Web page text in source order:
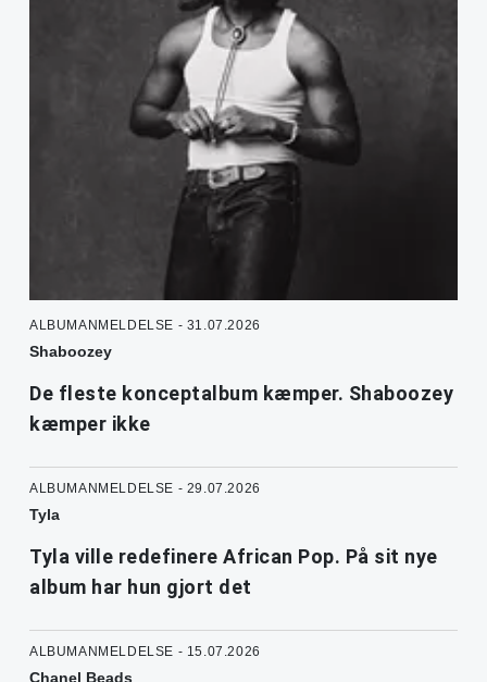
ALBUMANMELDELSE - 31.07.2026
Shaboozey
De fleste konceptalbum kæmper. Shaboozey
kæmper ikke
ALBUMANMELDELSE - 29.07.2026
Tyla
Tyla ville redefinere African Pop. På sit nye
album har hun gjort det
ALBUMANMELDELSE - 15.07.2026
Chanel Beads